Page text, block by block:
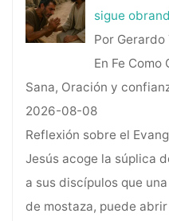
sigue
Por
En Fe Como
Sana, Oración y
2026-08-08
Reflexión sobre el
Jesús acoge la súplica
a sus discípulos que
de mostaza, puede